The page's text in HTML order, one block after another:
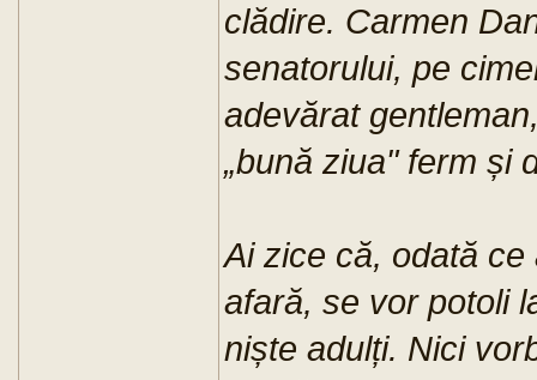
clădire. Carmen
senatorului, pe
adevărat
„bună ziua" ferm și
Ai zice că, odată
afară, se vor potoli
niște adulți. Nici